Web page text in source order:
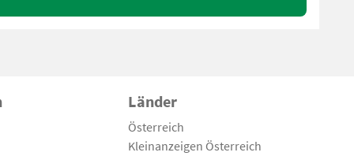
Länder
Österreich
Kleinanzeigen Österreich